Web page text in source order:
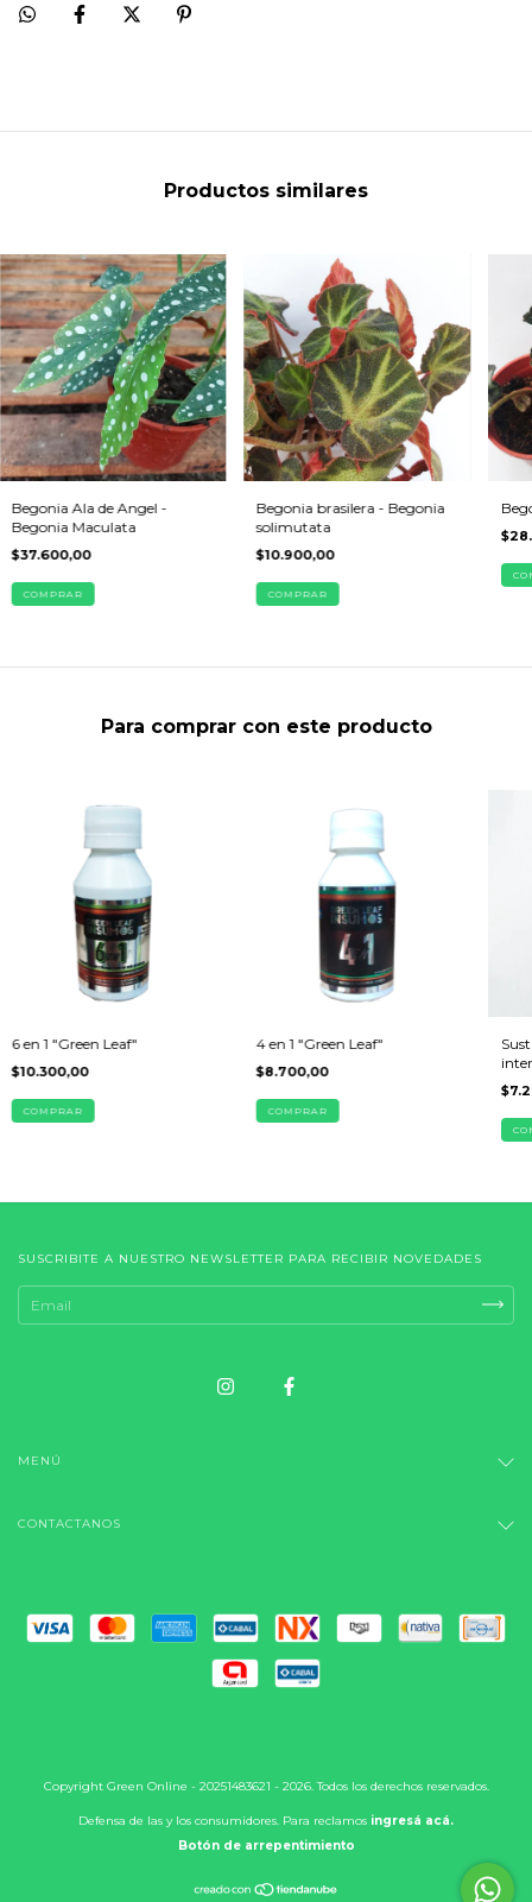
Productos similares
Begonia Ala de Angel -
Begonia Maculata
$37.600,00
COMPRAR
Begonia brasilera - Begonia
solimutata
$10.900,00
COMPRAR
Para comprar con este producto
6 en 1 "Green Leaf"
$10.300,00
COMPRAR
4 en 1 "Green Leaf"
$8.700,00
COMPRAR
SUSCRIBITE A NUESTRO NEWSLETTER PARA RECIBIR NOVEDADES
MENÚ
CONTACTANOS
Copyright Green Online - 20251483621 - 2026. Todos los derechos reservados.
Defensa de las y los consumidores. Para reclamos ingresá acá.
Botón de arrepentimiento